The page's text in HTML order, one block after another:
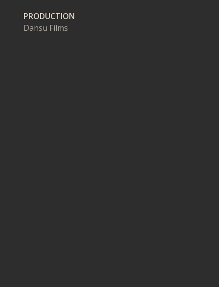
PRODUCTION
Dansu Films